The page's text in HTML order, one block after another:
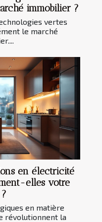
immobilier ?
vertes
le marché
en électricité
elles votre
en matière
révolutionnent la